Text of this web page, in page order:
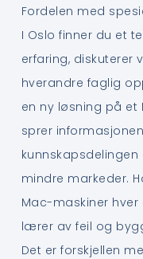
Fordelen med
I Oslo finner du et
erfaring, diskuterer
hverandre faglig
en ny løsning på et
sprer
mindre markeder.
Mac-maskiner hver
lærer av feil og
Det er forskjellen